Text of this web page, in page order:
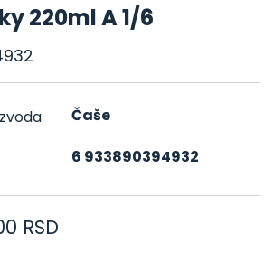
220ml A 1/6
Čaše
6 933890394932
RSD